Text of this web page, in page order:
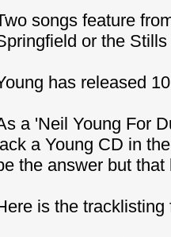
songs feature
or the
has released
a 'Neil Young For
a Young CD in
the answer but
is the